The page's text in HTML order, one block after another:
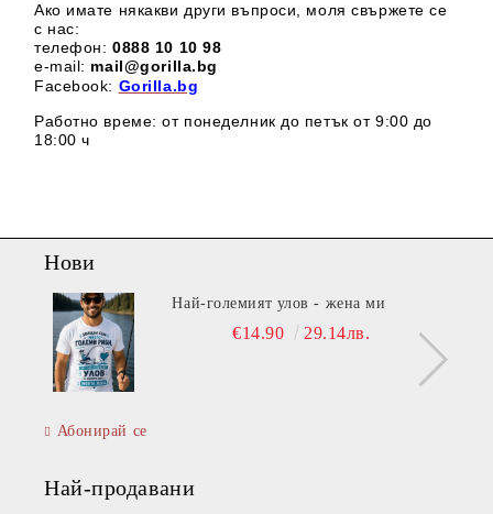
Ако имате някакви други въпроси, моля свържете се
с нас:
телефон:0888 10 10 98
e-mail: mail@gorilla.bg
Facebook: Gorilla.bg
Работно време: от понеделник до петък от 9:00 до
18:00 ч
Нови
Най-големият улов - жена ми
€14.90 29.14лв.
Абонирай се
Най-продавани